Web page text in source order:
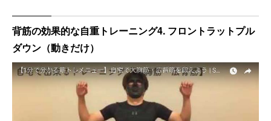
背筋の効果的な自重トレーニング4. フロントラットプル
ダウン（動きだけ）